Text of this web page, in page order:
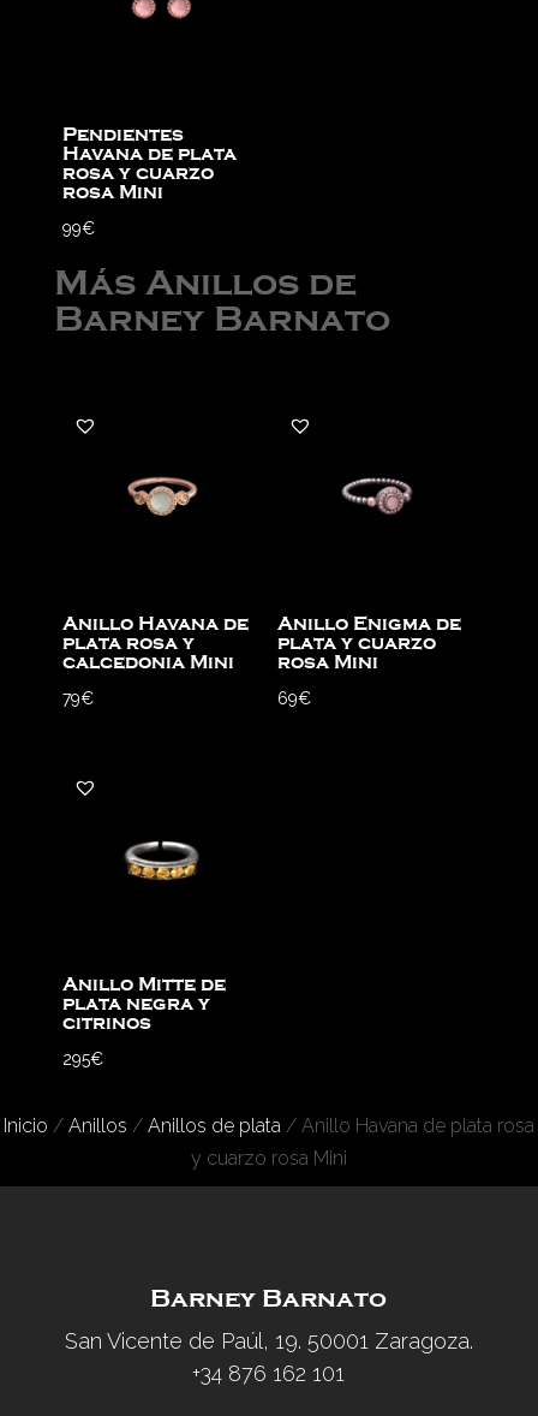
Pendientes
Havana de plata
rosa y cuarzo
rosa Mini
99€
Más Anillos de
Barney Barnato
Anillo Havana de
plata rosa y
calcedonia Mini
79€
Anillo Enigma de
plata y cuarzo
rosa Mini
69€
Anillo Mitte de
plata negra y
citrinos
295€
Inicio / Anillos / Anillos de plata / Anillo Havana de plata rosa
y cuarzo rosa Mini
Barney Barnato
San Vicente de Paúl, 19. 50001 Zaragoza.
+34 876 162 101